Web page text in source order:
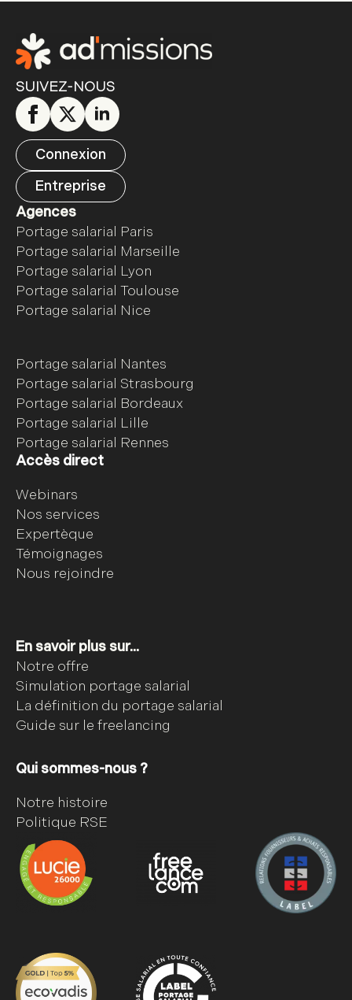
SUIVEZ-NOUS
Connexion
Entreprise
Agences
Portage salarial Paris
Portage salarial Marseille
Portage salarial Lyon
Portage salarial Toulouse
Portage salarial Nice
Portage salarial Nantes
Portage salarial Strasbourg
Portage salarial Bordeaux
Portage salarial Lille
Portage salarial Rennes
Accès direct
Webinars
Nos services
Expertèque
Témoignages
Nous rejoindre
En savoir plus sur...
Notre offre
Simulation portage salarial
La définition du portage salarial
Guide sur le freelancing
Qui sommes-nous ?
Notre histoire
Politique RSE